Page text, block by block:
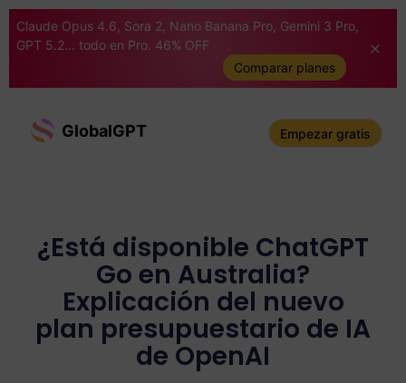
Claude Opus 4.6, Sora 2, Nano Banana Pro, Gemini 3 Pro,
GPT 5.2... todo en Pro. 46% OFF
Comparar planes
GlobalGPT Empezar gratis
¿Está disponible ChatGPT
Go en Australia?
Explicación del nuevo
plan presupuestario de IA
de OpenAI